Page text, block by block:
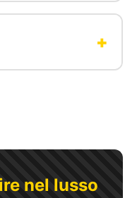
nel lusso